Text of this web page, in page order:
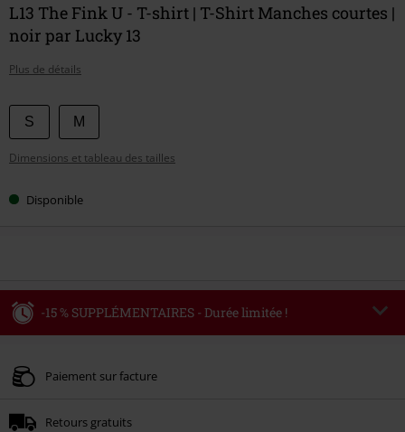
L13 The Fink U - T-shirt | T-Shirt Manches courtes |
noir par Lucky 13
Plus de détails
Choisissez
votre
taille
S M
Dimensions et tableau des tailles
Disponible
-15 % SUPPLÉMENTAIRES - Durée limitée !
Valable jusqu'au 09/08/2026
Une fois le code saisi, la réduction sera automatiquement déduite à la fin de
Paiement sur facture
Retours gratuits